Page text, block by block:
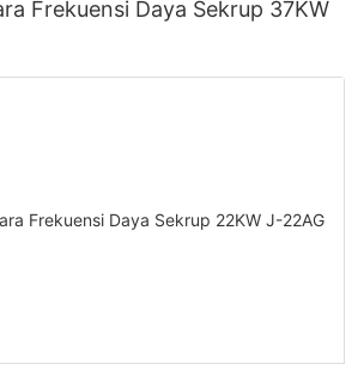
Frekuensi Daya Sekrup 37KW